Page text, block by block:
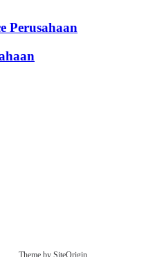
Perusahaan
Theme by SiteOrigin